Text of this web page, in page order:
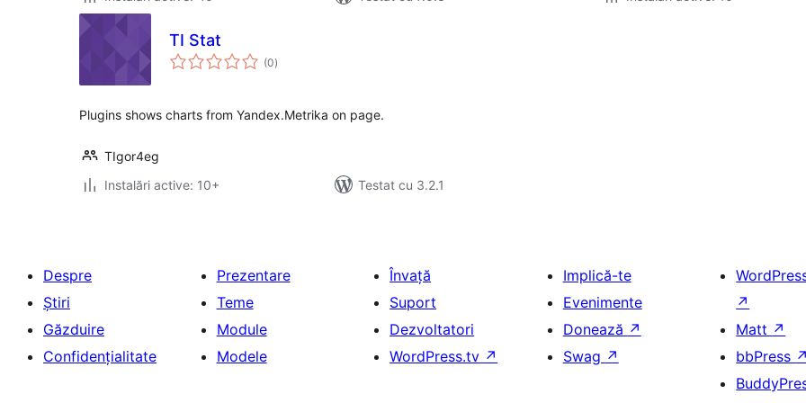
TI Stat
(0total
aprecieri
)
Plugins shows charts from Yandex.Metrika on page.
TIgor4eg
Instalări active: 10+
Testat cu 3.2.1
Despre
Știri
Găzduire
Confidențialitate
Prezentare
Teme
Module
Modele
Învață
Suport
Dezvoltatori
WordPress.tv ↗
Implică-te
Evenimente
Donează ↗
Swag ↗
↗
Matt ↗
bbPress ↗